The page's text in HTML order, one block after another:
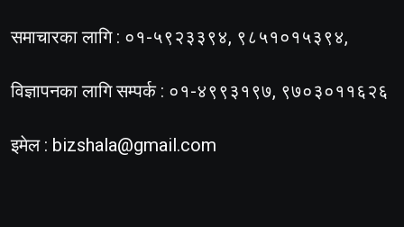
समाचारका लागि : ०१-५९२३३९४, ९८५१०१५३९४,
विज्ञापनका लागि सम्पर्क : ०१-४९९३१९७, ९७०३०११६२६
इमेल : bizshala@gmail.com